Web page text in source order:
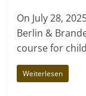
On July 28,
Berlin &
course for
Weiterlesen